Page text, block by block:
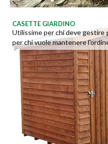
CASETTE GIARDINO
Utilissime per chi deve gestire
per chi vuole mantenere